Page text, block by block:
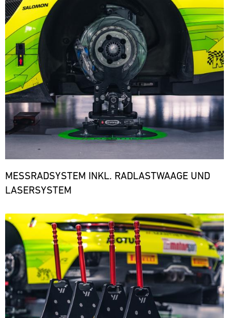
den
notwendigen
Ersatzteilen.
MESSRADSYSTEM INKL. RADLASTWAAGE UND
LASERSYSTEM
Bild